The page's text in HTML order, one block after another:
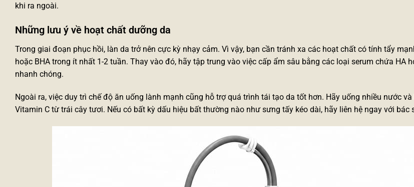
khi ra ngoài.
Những lưu ý về hoạt chất dưỡng da
Trong giai đoạn phục hồi, làn da trở nên cực kỳ nhạy cảm. Vì vậy, bạn cần tránh xa các hoạt chất có tính tẩy
hoặc BHA trong ít nhất 1-2 tuần. Thay vào đó, hãy tập trung vào việc cấp ẩm sâu bằng các loại serum chứa HA
nhanh chóng.
Ngoài ra, việc duy trì chế độ ăn uống lành mạnh cũng hỗ trợ quá trình tái tạo da tốt hơn. Hãy uống nhiều nước
Vitamin C từ trái cây tươi. Nếu có bất kỳ dấu hiệu bất thường nào như sưng tấy kéo dài, hãy liên hệ ngay với bác